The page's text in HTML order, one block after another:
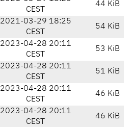
CEST
44 KiB
2021-03-29 18:25
CEST
54 KiB
2023-04-28 20:11
CEST
53 KiB
2023-04-28 20:11
CEST
51 KiB
2023-04-28 20:11
CEST
46 KiB
2023-04-28 20:11
CEST
46 KiB